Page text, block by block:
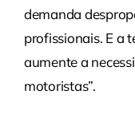
demanda
profissionais. E a
aumente a
motoristas”.